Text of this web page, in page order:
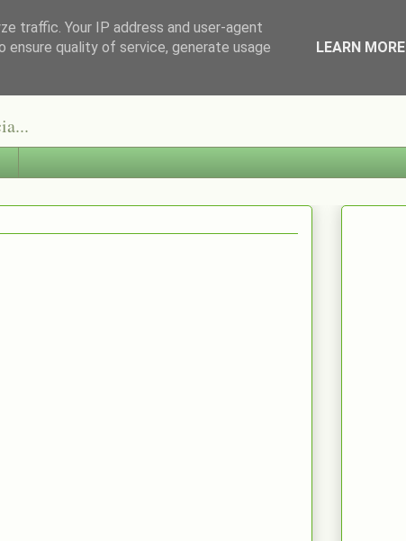
traffic. Your IP address and user-agent
quality of service, generate usage
LEARN MORE